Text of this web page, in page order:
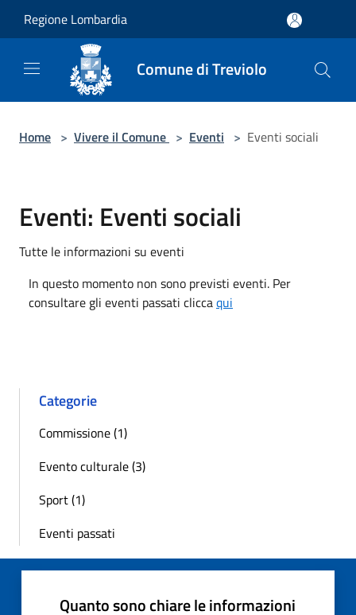
Regione Lombardia
Comune di Treviolo
Home > Vivere il Comune > Eventi > Eventi sociali
Eventi: Eventi sociali
Tutte le informazioni su eventi
In questo momento non sono previsti eventi. Per
consultare gli eventi passati cliccaqui
Categorie
Commissione (1)
Evento culturale (3)
Sport (1)
Eventi passati
Quanto sono chiare le informazioni